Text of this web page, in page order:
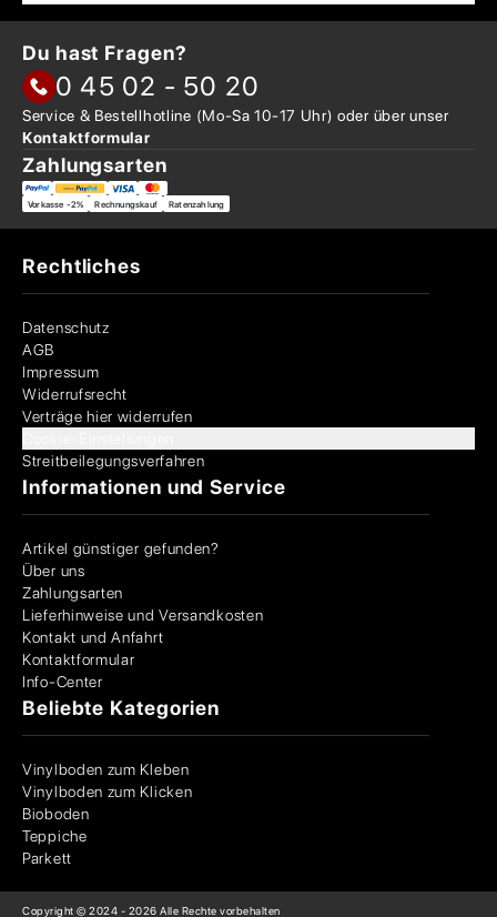
Du hast Fragen?
0 45 02 - 50 20
Service & Bestellhotline (Mo-Sa 10-17 Uhr) oder überunser
Kontaktformular
Zahlungsarten
Vorkasse -2% Rechnungskauf Ratenzahlung
Rechtliches
Datenschutz
AGB
Impressum
Widerrufsrecht
Verträge hier widerrufen
Streitbeilegungsverfahren
Informationen und Service
Artikel günstiger gefunden?
Über uns
Zahlungsarten
Lieferhinweise und Versandkosten
Kontakt und Anfahrt
Kontaktformular
Info-Center
Beliebte Kategorien
Vinylboden zum Kleben
Vinylboden zum Klicken
Bioboden
Teppiche
Parkett
Copyright © 2024 - 2026 Alle Rechte vorbehalten